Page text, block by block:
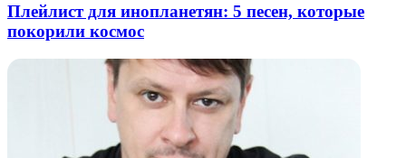
Плейлист для инопланетян: 5 песен, которые
покорили космос